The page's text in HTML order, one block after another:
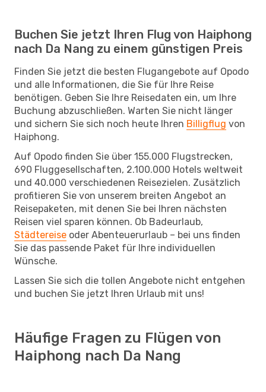
Buchen Sie jetzt Ihren Flug von Haiphong
nach Da Nang zu einem günstigen Preis
Finden Sie jetzt die besten Flugangebote auf Opodo
und alle Informationen, die Sie für Ihre Reise
benötigen. Geben Sie Ihre Reisedaten ein, um Ihre
Buchung abzuschließen. Warten Sie nicht länger
und sichern Sie sich noch heute Ihren Billigflug von
Haiphong.
Auf Opodo finden Sie über 155.000 Flugstrecken,
690 Fluggesellschaften, 2.100.000 Hotels weltweit
und 40.000 verschiedenen Reisezielen. Zusätzlich
profitieren Sie von unserem breiten Angebot an
Reisepaketen, mit denen Sie bei Ihren nächsten
Reisen viel sparen können. Ob Badeurlaub,
Städtereise oder Abenteuerurlaub – bei uns finden
Sie das passende Paket für Ihre individuellen
Wünsche.
Lassen Sie sich die tollen Angebote nicht entgehen
und buchen Sie jetzt Ihren Urlaub mit uns!
Häufige Fragen zu Flügen von
Haiphong nach Da Nang